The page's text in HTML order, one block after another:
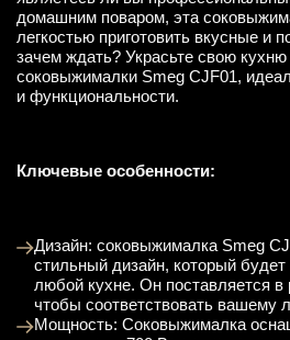
домашним поваром, эта
легкостью приготовить вкусные и
зачем ждать? Украсьте свою
соковыжималки Smeg CJF01,
и функциональности.
Ключевые особенности:
Дизайн: соковыжималка Smeg
стильный дизайн, который
любой кухне. Он поставляется в
чтобы соответствовать вашему
Мощность: Соковыжималка